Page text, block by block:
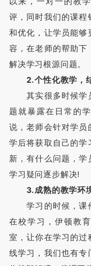
评，同时我们的课程
和优化，让学员能够
容，在老师的帮助下
解决学习根源问题。
2.个性化教学，
其实很多时候学
题就暴露在日常的
说，老师会针对学员
学后将获取自己的学
新，有什么问题，学
学习疑问逐步解决!
3.成熟的教学环
学习的时候，课
在校学习，伊顿教
室，让你在学习的过
线学习，我们也有专